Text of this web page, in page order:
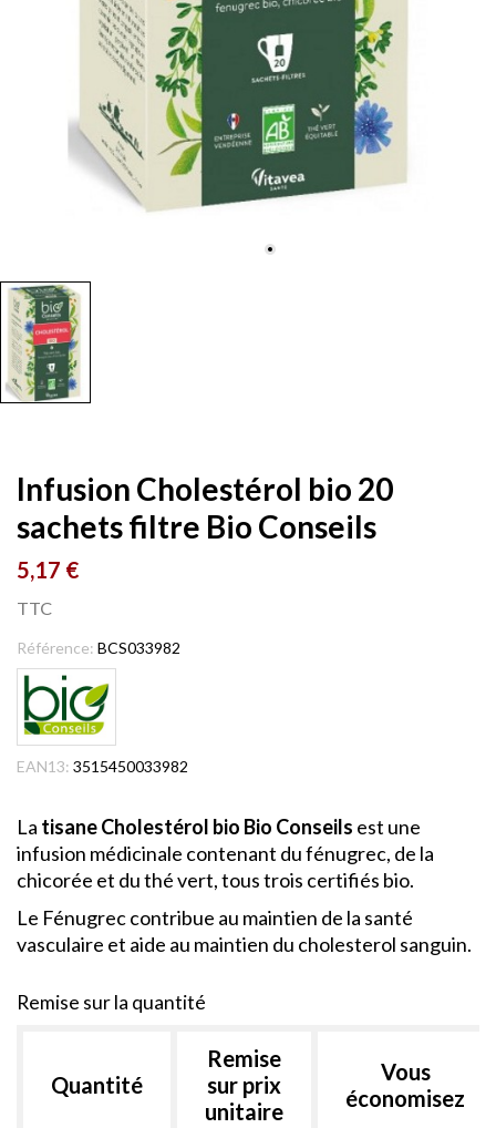
Infusion Cholestérol bio 20
sachets filtre Bio Conseils
5,17 €
TTC
Référence: BCS033982
EAN13: 3515450033982
La tisane Cholestérol bio Bio Conseils est une
infusion médicinale contenant du fénugrec, de la
chicorée et du thé vert, tous trois certifiés bio.
Le Fénugrec contribue au maintien de la santé
vasculaire et aide au maintien du cholesterol sanguin.
Remise sur la quantité
Quantité
Remise
sur prix
unitaire
Vous
économisez